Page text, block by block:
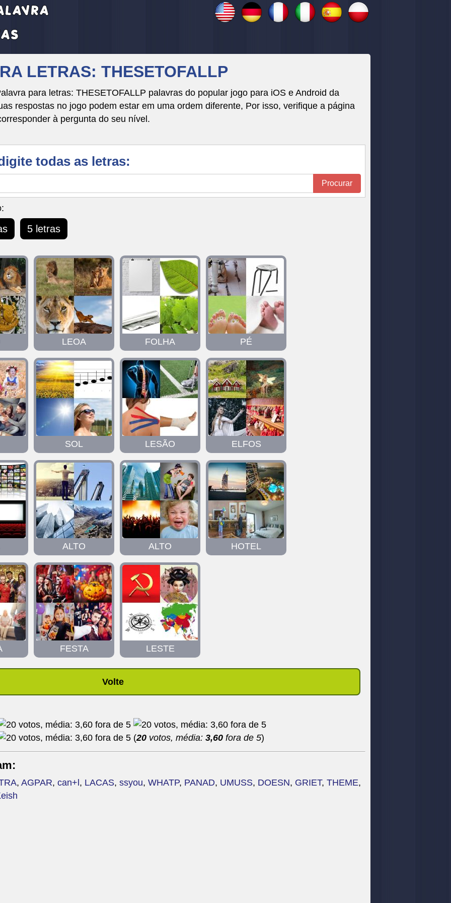
LETRAS: THESETOFALLP
para letras: THESETOFALLP palavras do popular jogo para iOS e Android da
respostas no jogo podem estar em uma ordem diferente, Por isso, verifique a página
à pergunta do seu nível.
todas as letras:
Procurar
5 letras
LEOA FOLHA PÉ
SOL LESÃO ELFOS
ALTO ALTO HOTEL
FESTA LESTE
Volte
(20 votos, média: 3,60 fora de 5)
, AGPAR, can+l, LACAS, ssyou, WHATP, PANAD, UMUSS, DOESN, GRIET, THEME,